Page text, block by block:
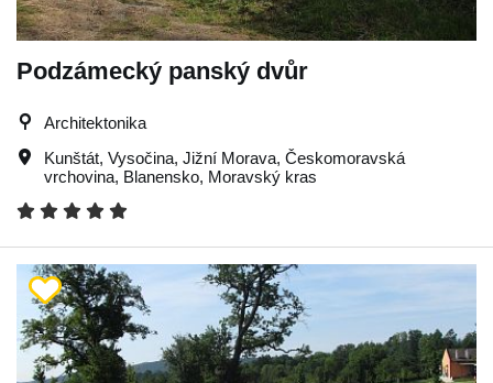
Podzámecký panský dvůr
Architektonika
Kunštát, Vysočina, Jižní Morava, Českomoravská
vrchovina, Blanensko, Moravský kras